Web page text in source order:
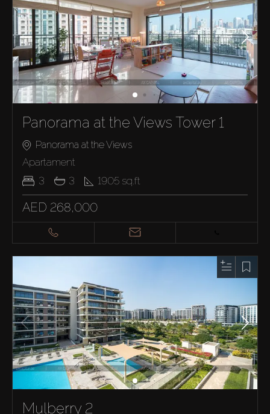
Panorama at the Views Tower 1
Panorama at the Views
Apartament
3
3 1905 sq.ft
AED 268,000
Mulberry 2